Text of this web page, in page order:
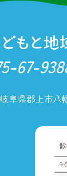
67-
岐阜県郡上市八